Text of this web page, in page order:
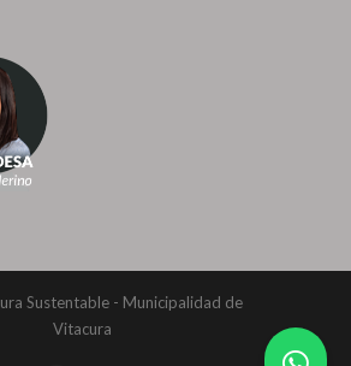
Sustentable - Municipalidad de
Vitacura